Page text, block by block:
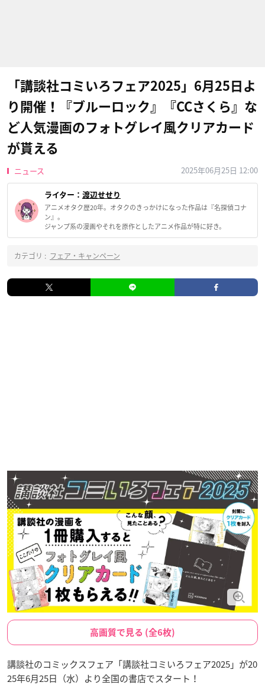
「講談社コミいろフェア2025」6月25日よ
り開催！『ブルーロック』『CCさくら』な
ど人気漫画のフォトグレイ風クリアカード
が貰える
ニュース 2025年06月25日 12:00
ライター： 渡辺せせり
アニメオタク歴20年。オタクのきっかけになった作品は『名探偵コナ
ン』。
ジャンプ系の漫画やそれを原作としたアニメ作品が特に好き。
カテゴリ : フェア・キャンペーン
高画質で見る (全6枚)
講談社のコミックスフェア「講談社コミいろフェア2025」が20
25年6月25日（水）より全国の書店でスタート！